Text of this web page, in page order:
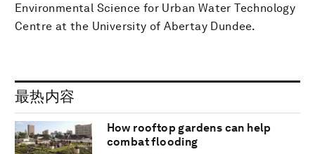
Environmental Science for Urban Water Technology
Centre at the University of Abertay Dundee.
最热内容
How rooftop gardens can help
combat flooding